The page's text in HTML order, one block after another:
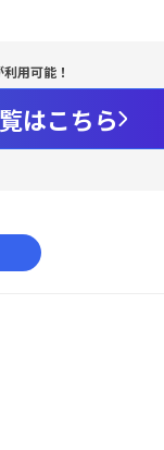
利用可能！
はこちら